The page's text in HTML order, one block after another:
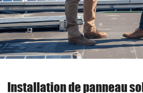
Installation de panneau